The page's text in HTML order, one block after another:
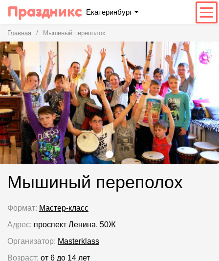
Праздникс Екатеринбург
Главная Мышиный переполох
Мышиный переполох
Формат: Мастер-класс
Адрес: проспект Ленина, 50Ж
Организатор: Masterklass
Возраст: от 6 до 14 лет